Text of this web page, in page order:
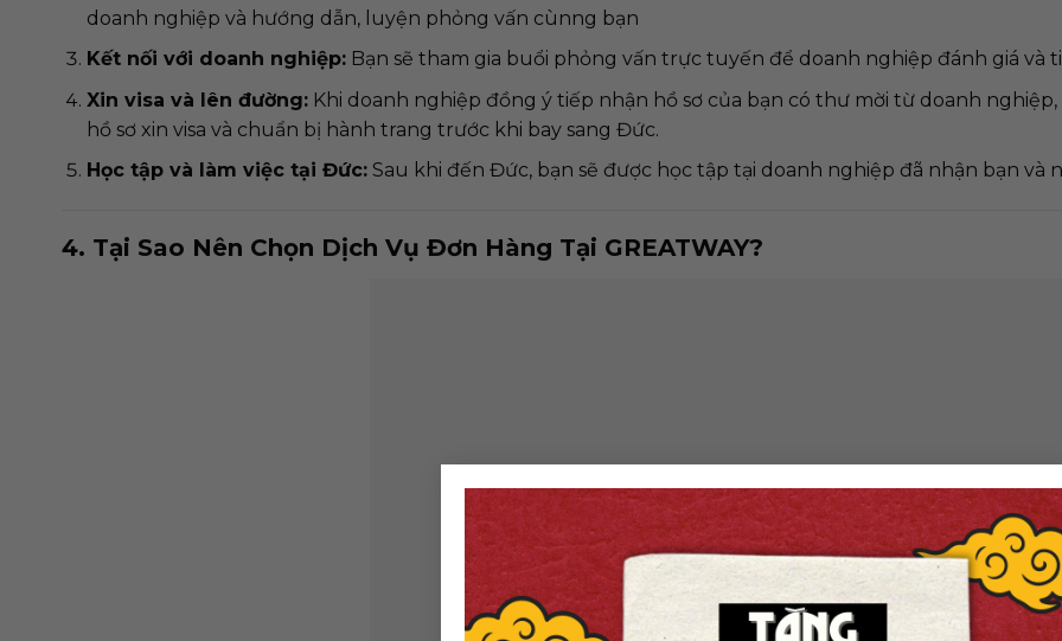
doanh nghiệp và hướng dẫn, luyện phỏng vấn cùnng bạn
Kết nối với doanh nghiệp:Bạn sẽ tham gia buổi phỏng vấn trực tuyến để doanh nghiệp đánh giá và
Xin visa và lên đường:Khi doanh nghiệp đồng ý tiếp nhận hồ sơ của bạn có thư mời từ doanh
hồ sơ xin visa và chuẩn bị hành trang trước khi bay sang Đức.
Học tập và làm việc tại Đức:Sau khi đến Đức, bạn sẽ được học tập tại doanh nghiệp đã nhận bạn
4. Tại Sao Nên Chọn Dịch Vụ Đơn Hàng Tại GREATWAY?